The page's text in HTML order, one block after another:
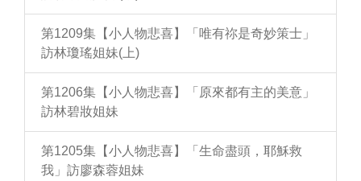
第1209集【小人物悲喜】「唯有祢是奇妙策士」
訪林瓊瑤姐妹(上)
第1206集【小人物悲喜】「原來都有主的美意」
訪林碧妝姐妹
第1205集【小人物悲喜】「生命盡頭，耶穌救
我」訪廖森蓉姐妹